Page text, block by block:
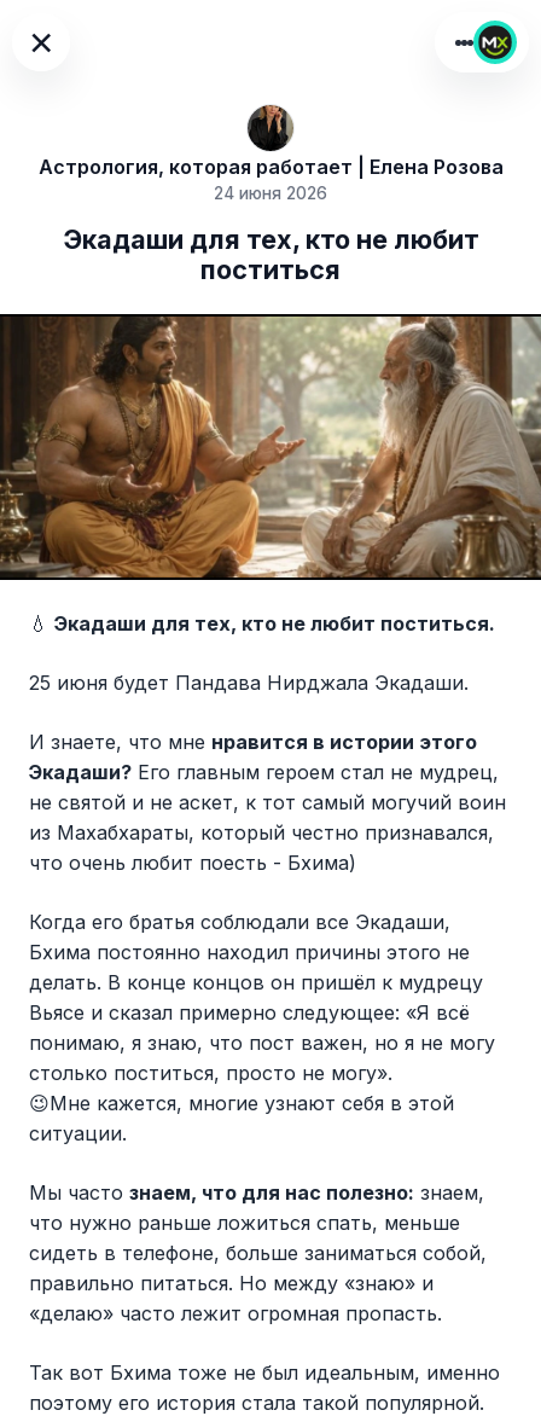
×
Астрология, которая работает | Елена Розова
24 июня 2026
Экадаши для тех, кто не любит
поститься
💧 Экадаши для тех, кто не любит поститься.
25 июня будет Пандава Нирджала Экадаши.
И знаете, что мне нравится в истории этого
Экадаши? Его главным героем стал не мудрец,
не святой и не аскет, к тот самый могучий воин
из Махабхараты, который честно признавался,
что очень любит поесть - Бхима)
Когда его братья соблюдали все Экадаши,
Бхима постоянно находил причины этого не
делать. В конце концов он пришёл к мудрецу
Вьясе и сказал примерно следующее: «Я всё
понимаю, я знаю, что пост важен, но я не могу
столько поститься, просто не могу».
😉Мне кажется, многие узнают себя в этой
ситуации.
Мы часто знаем, что для нас полезно: знаем,
что нужно раньше ложиться спать, меньше
сидеть в телефоне, больше заниматься собой,
правильно питаться. Но между «знаю» и
«делаю» часто лежит огромная пропасть.
Так вот Бхима тоже не был идеальным, именно
поэтому его история стала такой популярной.